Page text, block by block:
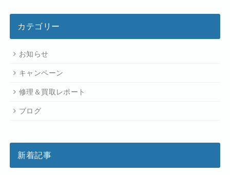
カテゴリー
お知らせ
キャンペーン
修理＆買取レポート
ブログ
新着記事